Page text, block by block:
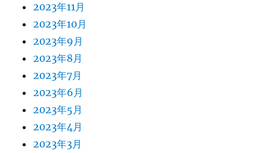
2023年11月
2023年10月
2023年9月
2023年8月
2023年7月
2023年6月
2023年5月
2023年4月
2023年3月